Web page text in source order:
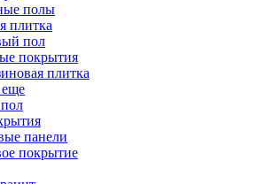
полы
плитка
пол
покрытия
плитка
еще
панели
покрытие